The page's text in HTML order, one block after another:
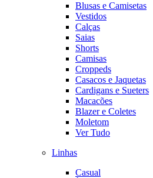
Blusas e Camisetas
Vestidos
Calças
Saias
Shorts
Camisas
Croppeds
Casacos e Jaquetas
Cardigans e Sueters
Macacões
Blazer e Coletes
Moletom
Ver Tudo
Linhas
Casual